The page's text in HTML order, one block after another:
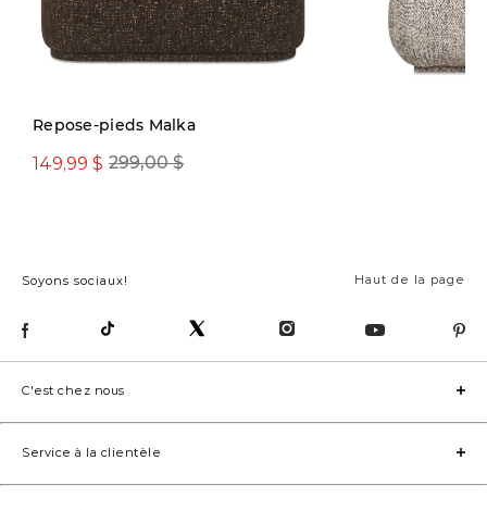
Repose-pieds Malka
299,00 $
149,99 $
Haut de la page
Soyons sociaux!
C'est chez nous
Service à la clientèle